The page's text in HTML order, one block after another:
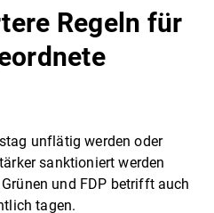
Regeln für
unflätig werden oder
sanktioniert werden
und FDP betrifft auch
tagen.